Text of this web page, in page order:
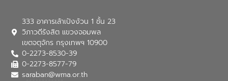
333 อาคารเล้าเป้งง้วน 1 ชั้น 23
วิภาวดีรังสิต แขวงจอมพล
เขตจตุจักร กรุงเทพฯ 10900
0-2273-8530-39
0-2273-8577-79
saraban@wma.or.th